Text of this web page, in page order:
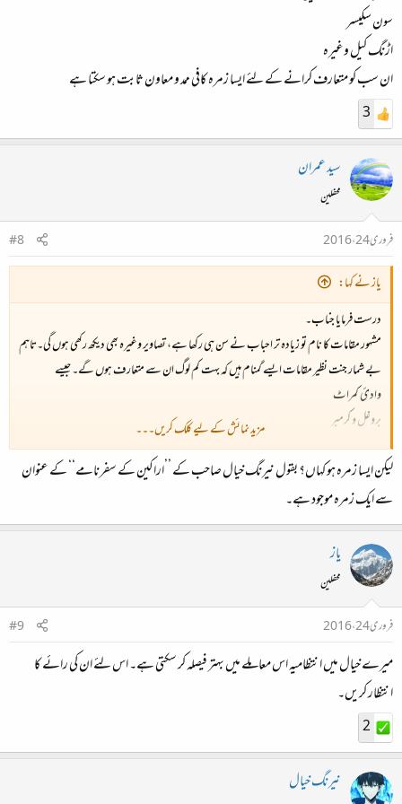
سون سکیسر
اڑنگ کیل وغیرہ
ان سب کو متعارف کرانے کے لئے ایسا زمرہ کافی ممد و معاون ثابت ہو سکتا ہے
3
سید عمران
محفلین
فروری 24، 2016
#8
یاز نے کہا:
درست فرمایا جناب۔
مشہور مقامات کا نام تو زیادہ تر احباب نے سن ہی رکھا ہے، تصاویر وغیرہ بھی دیکھ رکھی ہوں گی۔تاہم
بے شمار جنت نظیر مقامات ایسے گمنام ہیں کہ بہت کم لوگ ان سے متعارف ہوں گے۔ جیسے
وادیٔ کمراٹ
بروغل و کرمبر
وادیٔ راما اور راما جھیل
سون سکیسر
اڑنگ کیل وغیرہ
ان سب کو متعارف کرانے کے لئے ایسا زمرہ کافی ممد و معاون ثابت ہو سکتا ہے
مزید نمائش کے لیے کلک کریں۔۔۔
لیکن ایسا زمرہ ہو کہاں؟ بقول نیرنگ خیال صاحب کے ’’اراکین کے سفرنامے‘‘ کے عنوان
سے ایک زمرہ موجود ہے۔
یاز
محفلین
فروری 24، 2016
#9
میرے خیال میں انتظامیہ اس معاملے میں بہتر فیصلہ کر سکتی ہے۔ اس لئے ان کی رائے کا
انتظار کریں۔
2
نیرنگ خیال